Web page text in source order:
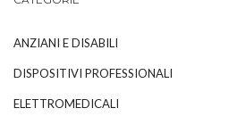
ANZIANI E DISABILI
DISPOSITIVI PROFESSIONALI
ELETTROMEDICALI